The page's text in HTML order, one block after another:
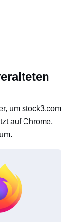
um stock3.com
auf Chrome,